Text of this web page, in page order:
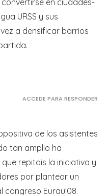
URSS y sus
a densificar barrios
de los asistentes
tan amplio ha
repitais la iniciativa y
por plantear un
Eurau’08.
ACCEDE PARA RESPONDER